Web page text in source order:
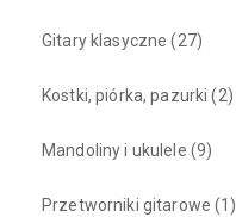
Gitary klasyczne (27)
Kostki, piórka, pazurki (2)
Mandoliny i ukulele (9)
Przetworniki gitarowe (1)